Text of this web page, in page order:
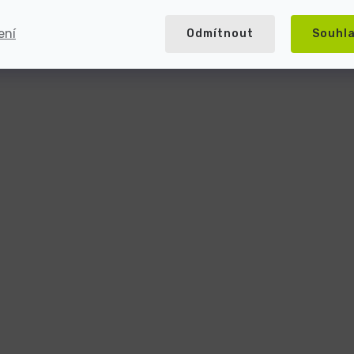
Odmítnout